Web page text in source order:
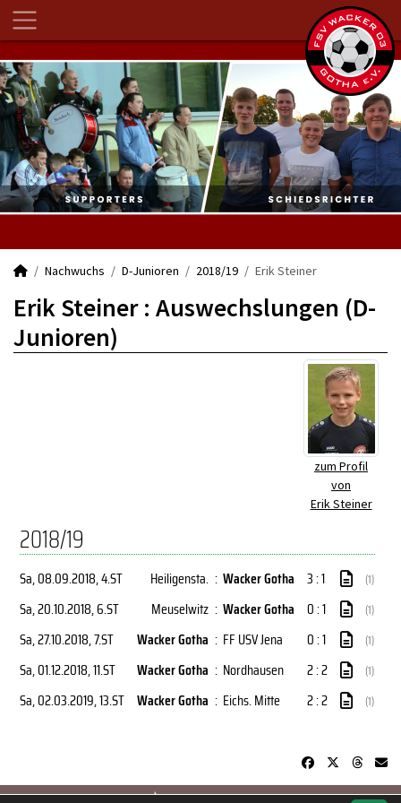
Nachwuchs D-Junioren 2018/19 Erik Steiner
Erik Steiner : Auswechslungen (D-
Junioren)
zum Profil
von
Erik Steiner
2018/19
Sa, 08.09.2018, 4.ST Heiligensta. : Wacker Gotha 3 : 1 (1)
Sa, 20.10.2018, 6.ST Meuselwitz : Wacker Gotha 0 : 1 (1)
Sa, 27.10.2018, 7.ST Wacker Gotha : FF USV Jena 0 : 1 (1)
Sa, 01.12.2018, 11.ST Wacker Gotha : Nordhausen 2 : 2 (1)
Sa, 02.03.2019, 13.ST Wacker Gotha : Eichs. Mitte 2 : 2 (1)
soccero.de